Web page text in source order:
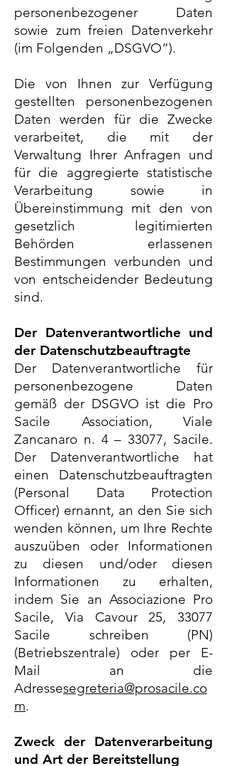
personenbezogener Daten
sowie zum freien Datenverkehr
(im Folgenden „DSGVO“).
Die von Ihnen zur Verfügung
gestellten personenbezogenen
Daten werden für die Zwecke
verarbeitet, die mit der
Verwaltung Ihrer Anfragen und
für die aggregierte statistische
Verarbeitung sowie in
Übereinstimmung mit den von
gesetzlich legitimierten
Behörden erlassenen
Bestimmungen verbunden und
von entscheidender Bedeutung
sind.
Der Datenverantwortliche und
der Datenschutzbeauftragte
Der Datenverantwortliche für
personenbezogene Daten
gemäß der DSGVO ist die Pro
Sacile Association, Viale
Zancanaro n. 4 – 33077, Sacile.
Der Datenverantwortliche hat
einen Datenschutzbeauftragten
(Personal Data Protection
Officer) ernannt, an den Sie sich
wenden können, um Ihre Rechte
auszuüben oder Informationen
zu diesen und/oder diesen
Informationen zu erhalten,
indem Sie an Associazione Pro
Sacile, Via Cavour 25, 33077
Sacile schreiben (PN)
(Betriebszentrale) oder per E-
Mail an die
Adressesegreteria@prosacile.co
m.
Zweck der Datenverarbeitung
und Art der Bereitstellung